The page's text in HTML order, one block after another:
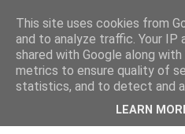
This site uses cookies from
and to analyze traffic. Your IP
shared with Google along
metrics to ensure quality of
statistics, and to detect and
LEARN